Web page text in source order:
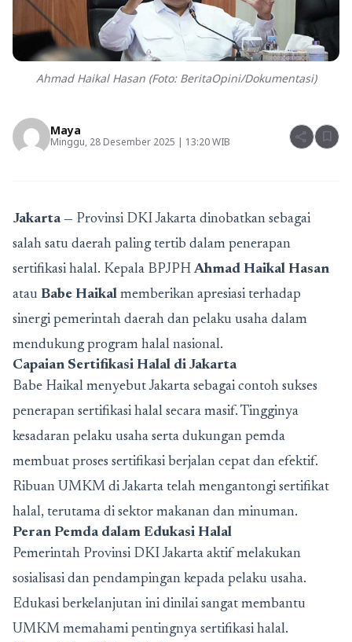
Ahmad Haikal Hasan (Foto: BeritaOpini/Dokumentasi)
Maya
Minggu, 28 Desember 2025 | 13:20 WIB share bookmark
Jakarta — Provinsi DKI Jakarta dinobatkan sebagai
salah satu daerah paling tertib dalam penerapan
sertifikasi halal. Kepala BPJPHAhmad Haikal Hasan
atau Babe Haikal memberikan apresiasi terhadap
sinergi pemerintah daerah dan pelaku usaha dalam
mendukung program halal nasional.
Capaian Sertifikasi Halal di Jakarta
Babe Haikal menyebut Jakarta sebagai contoh sukses
penerapan sertifikasi halal secara masif. Tingginya
kesadaran pelaku usaha serta dukungan pemda
membuat proses sertifikasi berjalan cepat dan efektif.
Ribuan UMKM di Jakarta telah mengantongi sertifikat
halal, terutama di sektor makanan dan minuman.
Peran Pemda dalam Edukasi Halal
Pemerintah Provinsi DKI Jakarta aktif melakukan
sosialisasi dan pendampingan kepada pelaku usaha.
Edukasi berkelanjutan ini dinilai sangat membantu
UMKM memahami pentingnya sertifikasi halal.